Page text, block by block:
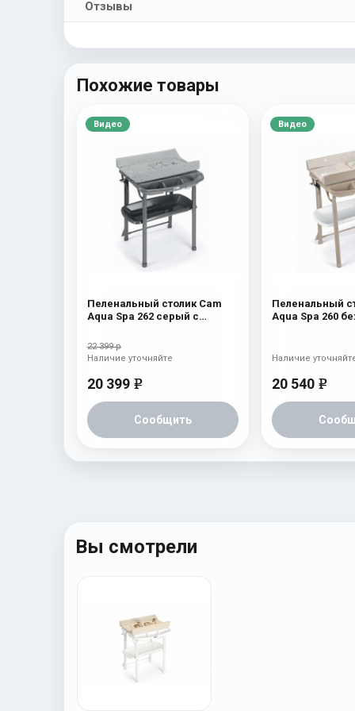
Отзывы
Похожие товары
Видео
Пеленальный столик Cam
Aqua Spa 262 серый с
22 399 р
20 399 e
Сообщить
Наличие уточняйте
Видео
Пеленальный
Aqua Spa 260
20 540 e
Наличие
Вы смотрели